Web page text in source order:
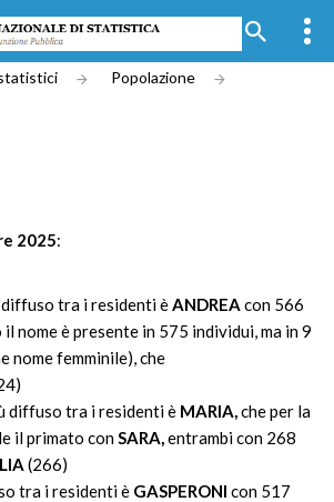
Popolazione
2025:
diffuso tra i residenti èANDREA con 566
nome è presente in 575 individui, ma in 9
nome femminile), che
diffuso tra i residenti è MARIA,che per la
il primato conSARA,entrambi con 268
(266)
tra i residenti è GASPERONI con 517